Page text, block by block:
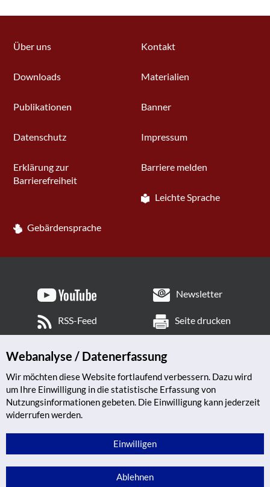
Über uns Kontakt
Downloads Materialien
Publikationen Banner
Datenschutz Impressum
Erklärung zur
Barrierefreiheit
Barriere melden
Leichte Sprache
Gebärdensprache
Newsletter
RSS-Feed Seite drucken
Webanalyse / Datenerfassung
Wir möchten diese Website fortlaufend verbessern. Dazu wird
um Ihre Einwilligung in die statistische Erfassung von
Nutzungsinformationen gebeten. Die Einwilligung kann jederzeit
widerrufen werden.
Einwilligen
Ablehnen